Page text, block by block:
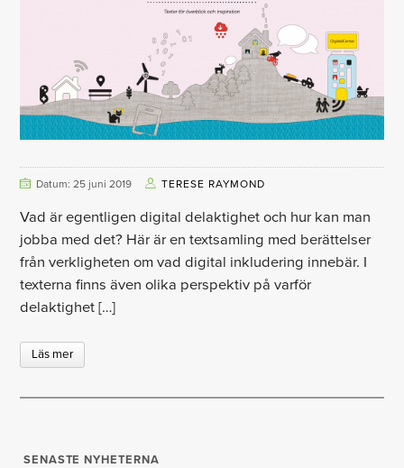
Datum: 25 juni 2019 TERESE RAYMOND
Vad är egentligen digital delaktighet och hur kan man
jobba med det? Här är en textsamling med berättelser
från verkligheten om vad digital inkludering innebär. I
texterna finns även olika perspektiv på varför
delaktighet […]
Läs mer
SENASTE NYHETERNA